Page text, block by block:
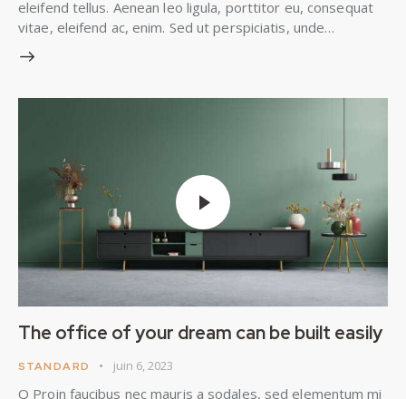
eleifend tellus. Aenean leo ligula, porttitor eu, consequat
vitae, eleifend ac, enim. Sed ut perspiciatis, unde…
The office of your dream can be built easily
STANDARD juin 6, 2023
Q Proin faucibus nec mauris a sodales, sed elementum mi